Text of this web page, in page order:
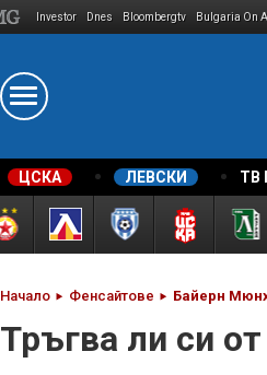
Investor Dnes Bloombergtv Bulgaria On
ЦСКА ЛЕВСКИ ТВ
Начало Фенсайтове Байерн
Тръгва ли си